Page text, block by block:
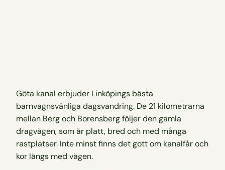
Göta kanal erbjuder Linköpings bästa
barnvagnsvänliga dagsvandring. De 21 kilometrarna
mellan Berg och Borensberg följer den gamla
dragvägen, som är platt, bred och med många
rastplatser. Inte minst finns det gott om kanalfår och
kor längs med vägen.